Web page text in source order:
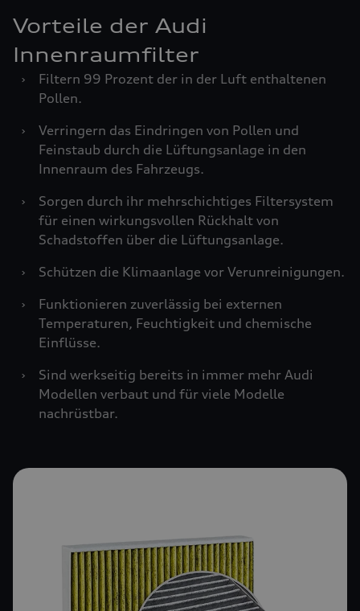
Vorteile der Audi
Innenraumfilter
›
Filtern 99 Prozent der in der Luft enthaltenen
Pollen.
›
Verringern das Eindringen von Pollen und
Feinstaub durch die Lüftungsanlage in den
Innenraum des Fahrzeugs.
›
Sorgen durch ihr mehrschichtiges Filtersystem
für einen wirkungsvollen Rückhalt von
Schadstoffen über die Lüftungsanlage.
›
Schützen die Klimaanlage vor Verunreinigungen.
›
Funktionieren zuverlässig bei externen
Temperaturen, Feuchtigkeit und chemische
Einflüsse.
›
Sind werkseitig bereits in immer mehr Audi
Modellen verbaut und für viele Modelle
nachrüstbar.